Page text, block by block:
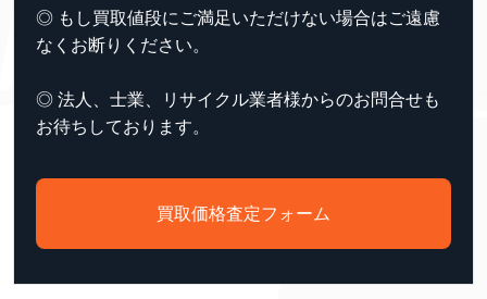
◎ もし買取値段にご満足いただけない場合はご遠慮
なくお断りください。
◎ 法人、士業、リサイクル業者様からのお問合せも
お待ちしております。
買取価格査定フォーム